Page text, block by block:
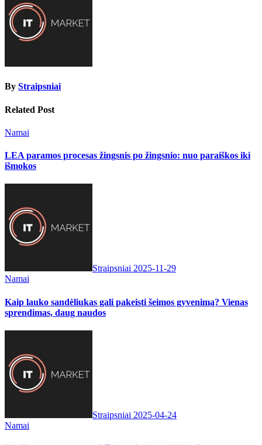
By Straipsniai
Related Post
Namai
LEA paramos procesas žingsnis po žingsnio: nuo paraiškos iki
išmokos
Straipsniai 2025-11-29
Namai
Kaip lauko sandėliukas gali pakeisti šeimos gyvenimą? Vienas
sprendimas, daug naudos
Straipsniai 2025-04-24
Namai